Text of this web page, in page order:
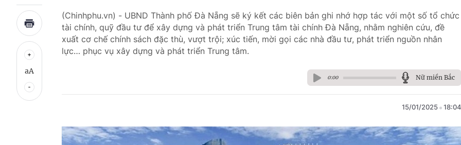
aA
(Chinhphu.vn) - UBND Thành phố Đà Nẵng sẽ ký kết các biên bản ghi nhớ hợp tác với một số tổ chức
tài chính, quỹ đầu tư để xây dựng và phát triển Trung tâm tài chính Đà Nẵng, nhằm nghiên cứu, đề
xuất cơ chế chính sách đặc thù, vượt trội; xúc tiến, mời gọi các nhà đầu tư, phát triển nguồn nhân
lực… phục vụ xây dựng và phát triển Trung tâm.
0:00 Nữ miền Bắc
15/01/2025 18:04